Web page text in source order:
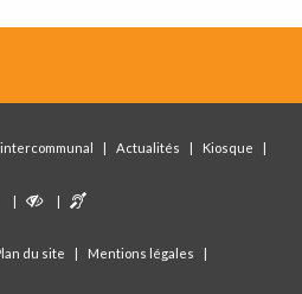
Actualités Kiosque
du site Mentions légales